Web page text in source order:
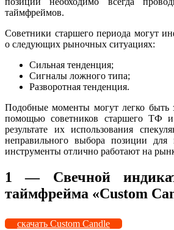
таймфреймов.
Советники старшего периода могут
о следующих рыночных ситуациях:
Сильная тенденция;
Сигналы ложного типа;
Разворотная тенденция.
Подобные моменты могут легко быть
помощью советников старшего ТФ
результате их использования
неправильного выбора позиции
инструменты отлично работают на
1 — Свечной
таймфрейма «Custom
скачать Custom Candle